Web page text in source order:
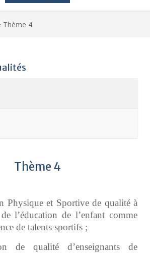
Thème 4
Thème 4
Physique et Sportive de qualité à
l’éducation de l’enfant comme
de talents sportifs ;
de qualité d’enseignants de